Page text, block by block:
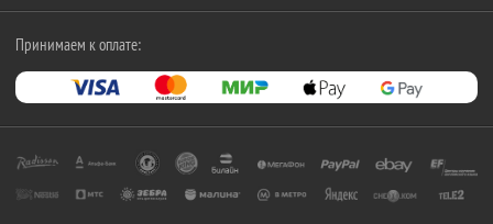
Принимаем к оплате: